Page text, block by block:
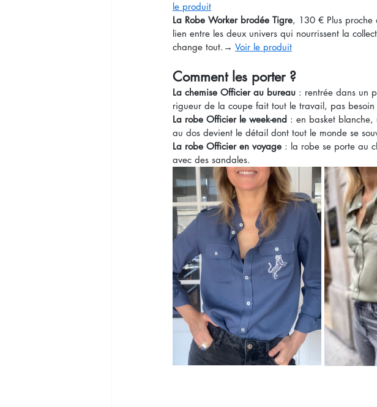
le produit
La Robe Worker brodée Tigre, 130 € Plus
lien entre les deux univers qui nourrissent la
change tout.→ Voir le produit
Comment les porter ?
La chemise Officier au bureau : rentrée dans un
rigueur de la coupe fait tout le travail, pas
La robe Officier le week-end : en basket
au dos devient le détail dont tout le monde se
La robe Officier en voyage : la robe se porte au
avec des sandales.